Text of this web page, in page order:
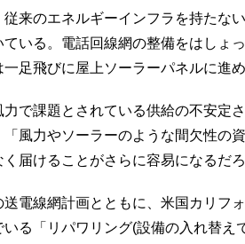
来のエネルギーインフラを持たな
いる。電話回線網の整備をはしょ
足飛びに屋上ソーラーパネルに進
で課題とされている供給の不安定
風力やソーラーのような間欠性の
届けることがさらに容易になるだろ
電線網計画とともに、米国カリフ
る「リパワリング(設備の入れ替え